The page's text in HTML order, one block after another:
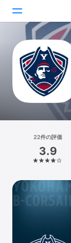
Today
ゲーム
アプリ
Arcade
検索
プラットフォーム
iPhone
iPad
Mac
22件の評価
3.9